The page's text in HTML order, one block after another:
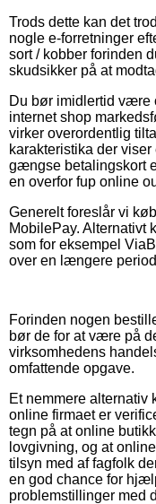
Trods dette kan det
nogle e-forretninger
sort / kobber forinden
skudsikker på at
Du bør imidlertid være
internet shop
virker overordentlig
karakteristika der
gængse betalingskort
en overfor fup online
Generelt foreslår vi
MobilePay. Alternativt
som for eksempel
over en længere
Forinden nogen
bør de for at være på
virksomhedens
omfattende opgave.
Et nemmere alternativ
online firmaet er
tegn på at online
lovgivning, og at
tilsyn med af fagfolk
en god chance for
problemstillinger med